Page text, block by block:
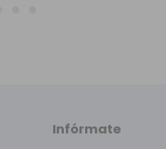
Infórmate